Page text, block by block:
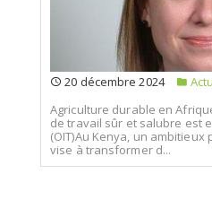
20 décembre 2024
Agriculture durable en
de travail sûr et salubre est
(OIT)Au Kenya, un ambitieux
vise à transformer d...